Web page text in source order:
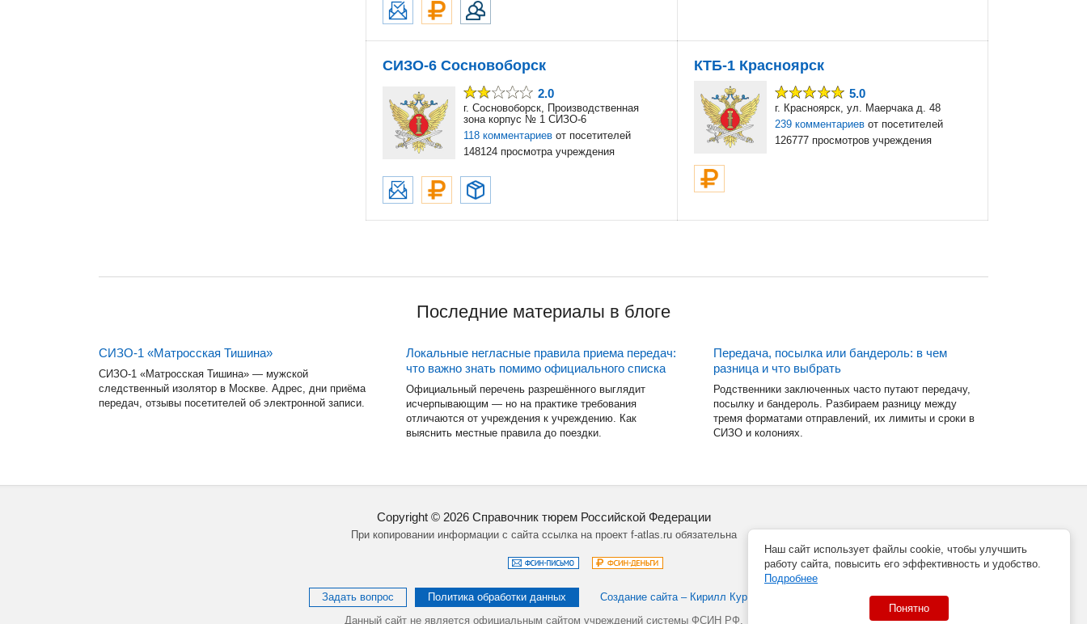
СИЗО-6 Сосновоборск
2.0
г. Сосновоборск, Производственная
зона корпус № 1 СИЗО-6
118 комментариев от посетителей
148124 просмотра учреждения
КТБ-1 Красноярск
5.0
г. Красноярск, ул. Маерчака д. 48
239 комментариев от посетителей
126777 просмотров учреждения
Последние материалы в блоге
СИЗО-1 «Матросская Тишина»
СИЗО-1 «Матросская Тишина» — мужской
следственный изолятор в Москве. Адрес, дни приёма
передач, отзывы посетителей об электронной записи.
Локальные негласные правила приема передач:
что важно знать помимо официального списка
Официальный перечень разрешённого выглядит
исчерпывающим — но на практике требования
отличаются от учреждения к учреждению. Как
выяснить местные правила до поездки.
Передача, посылка или бандероль: в чем
разница и что выбрать
Родственники заключенных часто путают передачу,
посылку и бандероль. Разбираем разницу между
тремя форматами отправлений, их лимиты и сроки в
СИЗО и колониях.
Copyright © 2026Справочник тюрем Российской Федерации
При копировании информации с сайта ссылка на проект f-atlas.ru обязательна
Задать вопрос Политика обработки данных
Создание сайта – Кирилл Курек
Данный сайт не является официальным сайтом учреждений системы ФСИН РФ.
Наш сайт использует файлы cookie, чтобы улучшить
работу сайта, повысить его эффективность и удобство.
Подробнее
Понятно